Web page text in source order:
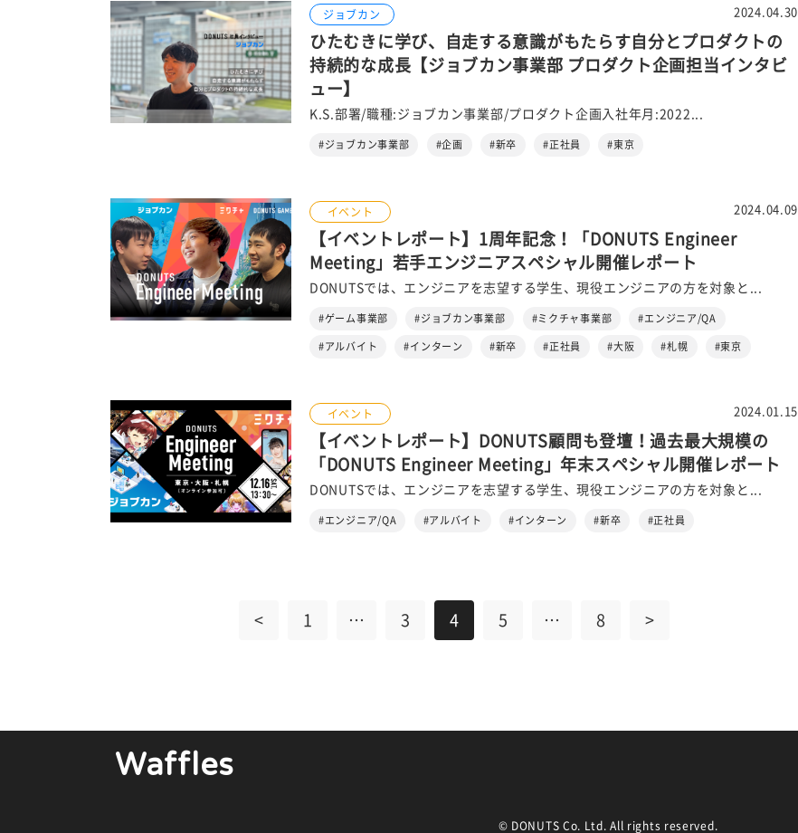
ジョブカン 2024.04.30
ひたむきに学び、自走する意識がもたらす自分とプロダクトの
持続的な成長【ジョブカン事業部 プロダクト企画担当インタビ
ュー】
K.S.部署/職種:ジョブカン事業部/プロダクト企画入社年月:2022...
#ジョブカン事業部 #企画 #新卒 #正社員 #東京
イベント 2024.04.09
【イベントレポート】1周年記念！「DONUTS Engineer
Meeting」若手エンジニアスペシャル開催レポート
DONUTSでは、エンジニアを志望する学生、現役エンジニアの方を対象と...
#ゲーム事業部 #ジョブカン事業部 #ミクチャ事業部 #エンジニア/QA
#アルバイト #インターン #新卒 #正社員 #大阪 #札幌 #東京
イベント 2024.01.15
【イベントレポート】DONUTS顧問も登壇！過去最大規模の
「DONUTS Engineer Meeting」年末スペシャル開催レポート
DONUTSでは、エンジニアを志望する学生、現役エンジニアの方を対象と...
#エンジニア/QA #アルバイト #インターン #新卒 #正社員
< 1 … 3 4 5 … 8 >
Waffles
© DONUTS Co. Ltd. All rights reserved.